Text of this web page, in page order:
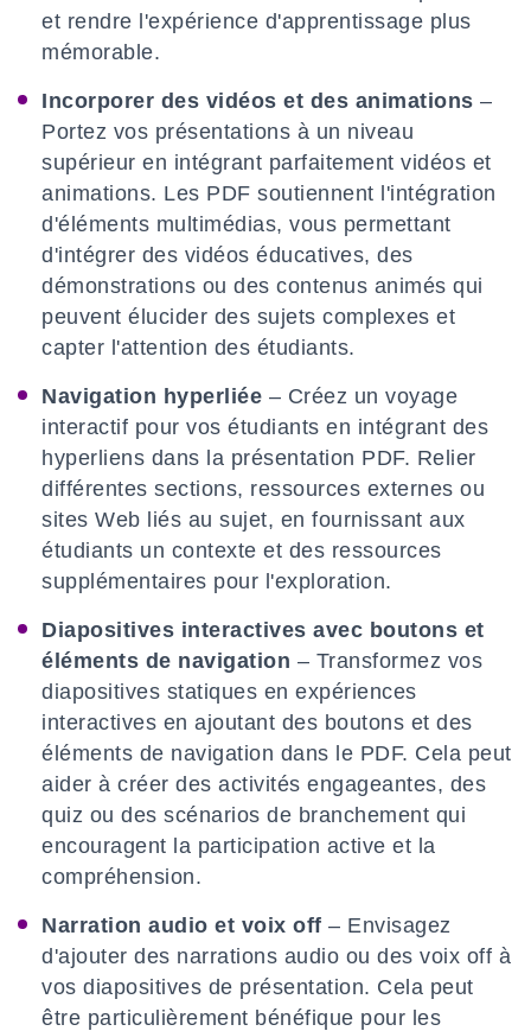
et rendre l'expérience d'apprentissage plus
mémorable.
Incorporer des vidéos et des animations –
Portez vos présentations à un niveau
supérieur en intégrant parfaitement vidéos et
animations. Les PDF soutiennent l'intégration
d'éléments multimédias, vous permettant
d'intégrer des vidéos éducatives, des
démonstrations ou des contenus animés qui
peuvent élucider des sujets complexes et
capter l'attention des étudiants.
Navigation hyperliée – Créez un voyage
interactif pour vos étudiants en intégrant des
hyperliens dans la présentation PDF. Relier
différentes sections, ressources externes ou
sites Web liés au sujet, en fournissant aux
étudiants un contexte et des ressources
supplémentaires pour l'exploration.
Diapositives interactives avec boutons et
éléments de navigation – Transformez vos
diapositives statiques en expériences
interactives en ajoutant des boutons et des
éléments de navigation dans le PDF. Cela peut
aider à créer des activités engageantes, des
quiz ou des scénarios de branchement qui
encouragent la participation active et la
compréhension.
Narration audio et voix off – Envisagez
d'ajouter des narrations audio ou des voix off à
vos diapositives de présentation. Cela peut
être particulièrement bénéfique pour les